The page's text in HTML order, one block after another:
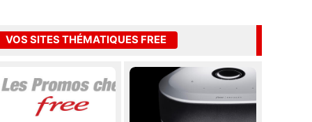
VOS SITES THÉMATIQUES FREE